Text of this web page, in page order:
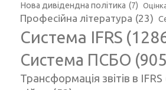
Нова дивідендна політика (7)
Професійна література (23)
Система IFRS
Система ПСБО
Трансформація звітів в IFRS